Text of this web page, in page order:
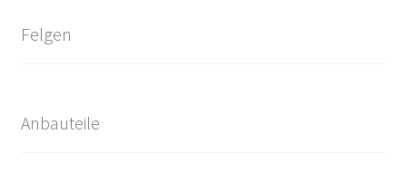
Felgen
Anbauteile